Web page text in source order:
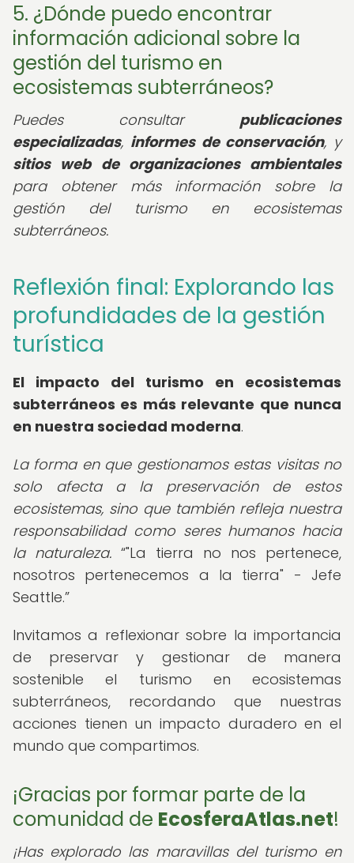
5. ¿Dónde puedo encontrar
información adicional sobre la
gestión del turismo en
ecosistemas subterráneos?
Puedes consultar publicaciones
especializadas, informes de conservación, y
sitios web de organizaciones ambientales
para obtener más información sobre la
gestión del turismo en ecosistemas
subterráneos.
Reflexión final: Explorando las
profundidades de la gestión
turística
El impacto del turismo en ecosistemas
subterráneos es más relevante que nunca
en nuestra sociedad moderna.
La forma en que gestionamos estas visitas no
solo afecta a la preservación de estos
ecosistemas, sino que también refleja nuestra
responsabilidad como seres humanos hacia
la naturaleza.
"La tierra no nos pertenece,
nosotros pertenecemos a la tierra" - Jefe
Seattle.
Invitamos a reflexionar sobre la importancia
de preservar y gestionar de manera
sostenible el turismo en ecosistemas
subterráneos, recordando que nuestras
acciones tienen un impacto duradero en el
mundo que compartimos.
¡Gracias por formar parte de la
comunidad de EcosferaAtlas.net!
¡Has explorado las maravillas del turismo en